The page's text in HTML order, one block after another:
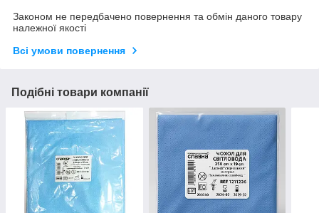
Законом не передбачено повернення та обмін даного товару
належної якості
Всі умови повернення
Подібні товари компанії